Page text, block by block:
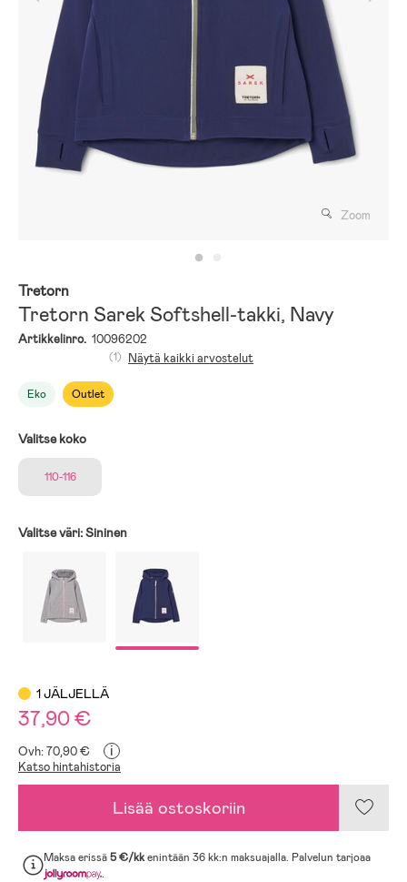
Zoom
Tretorn
Tretorn Sarek Softshell-takki, Navy
Artikkelinro. 10096202
Eko Outlet
(1) Näytä kaikki arvostelut
Valitse koko
110-116
Valitse väri:Sininen
1 JÄLJELLÄ
37,90 €
Ovh: 70,90 € i
Katso hintahistoria
Lisää ostoskoriin
Maksa erissä5 €/kkenintään 36 kk:n maksuajalla. Palvelun tarjoaa
.